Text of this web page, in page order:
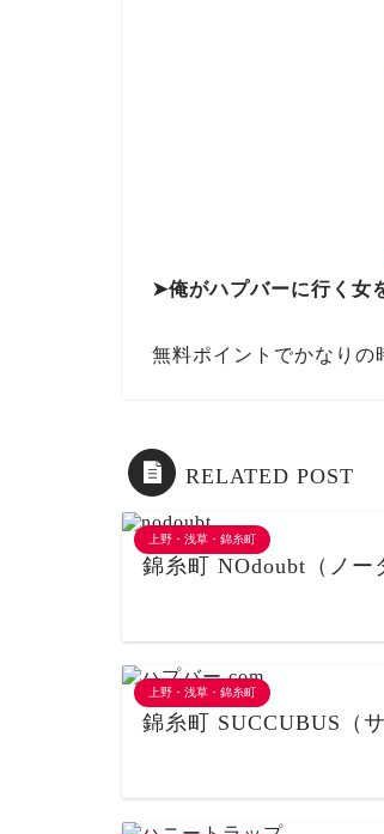
➤俺がハプバーに行く女
無料ポイントでかなりの
RELATED POST
上野・浅草・錦糸町
錦糸町 NOdoubt（ノー
上野・浅草・錦糸町
錦糸町 SUCCUBUS（